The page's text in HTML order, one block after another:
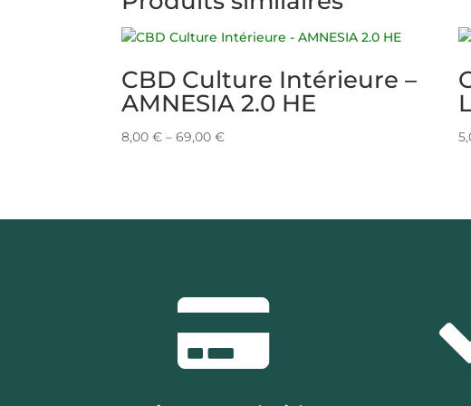
CBD Culture Intérieure –
AMNESIA 2.0 HE
8,00€ –69,00€
